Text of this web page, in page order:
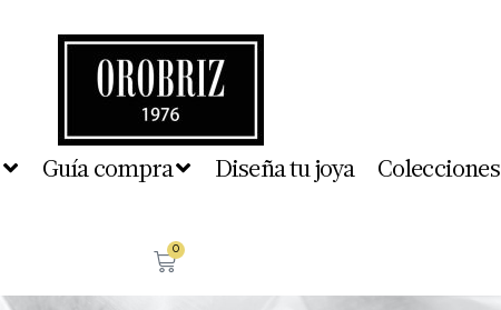
Guía compra Diseña tu joya Colecciones
0